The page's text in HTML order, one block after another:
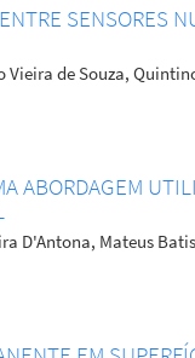
SENSORES
Vieira de Souza,
ABORDAGEM
D'Antona, Mateus